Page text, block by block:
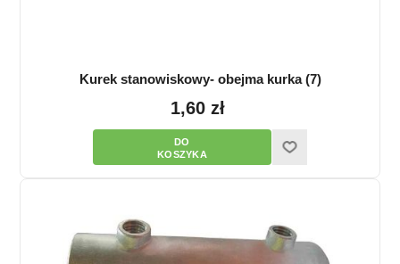
Kurek stanowiskowy- obejma kurka (7)
1,60 zł